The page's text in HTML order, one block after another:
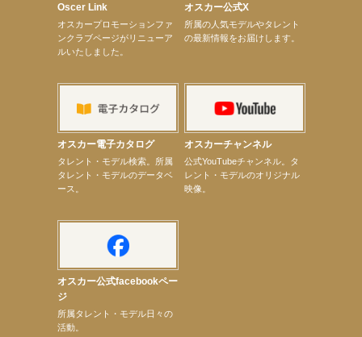
【昆虫ハンター牧田習】8月13日（木）プライムツリー赤池「ふれあい昆虫フェスティバル」トーク
ショーゲスト出演！
【井頭愛海】『小さなお葬式』TV-CM出演！
【定本楓馬】WEB DIGVII 連載企画『東京23時』に登場！
【上戸彩】サントリー「−196」新CM出演！
【elfin’】【小倉舞子】8月9日（日）「MxM’s produce event vol.14」に出演決定！
【elfin’】【辻美優】8月28日（金）「辻美優(elfin’)グレイテスト・ショー」に出演決定！
【elfin’】9月27日（日）「Beauty Voice Theater Reboot Vol.3」開催決定！
Oscer Link
オスカープロモーションファ
ンクラブページがリニューア
ルいたしました。
オスカー公式X
所属の人気モデルやタレント
の最新情報をお届けします。
オスカー電子カタログ
タレント・モデル検索。所属
タレント・モデルのデータベ
ース。
オスカーチャンネル
公式YouTubeチャンネル。タ
レント・モデルのオリジナル
映像。
オスカー公式facebookペー
ジ
所属タレント・モデル日々の
活動。